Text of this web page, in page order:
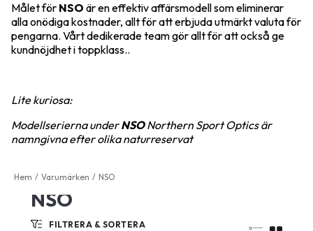
Målet för NSO är en effektiv affärsmodell som eliminerar
alla onödiga kostnader, allt för att erbjuda utmärkt valuta för
pengarna. Vårt dedikerade team gör allt för att också ge
kundnöjdhet i toppklass..
Lite kuriosa:
Modellserierna underNSONorthern Sport Optics är
namngivna efter olika naturreservat
Hem Varumärken NSO
NSO
FILTRERA & SORTERA